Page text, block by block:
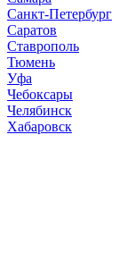
Санкт-Петербург
Саратов
Ставрополь
Тюмень
Уфа
Чебоксары
Челябинск
Хабаровск